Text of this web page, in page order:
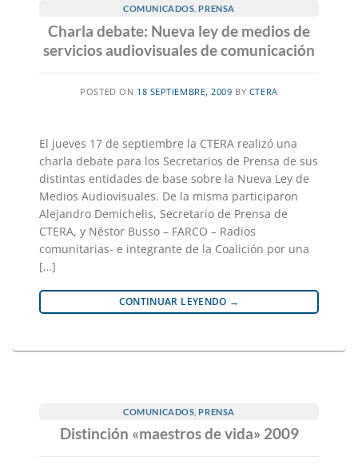
COMUNICADOS ,PRENSA
Charla debate: Nueva ley de medios de
servicios audiovisuales de comunicación
POSTED ON 18 SEPTIEMBRE, 2009 BY CTERA
El jueves 17 de septiembre la CTERA realizó una
charla debate para los Secretarios de Prensa de sus
distintas entidades de base sobre la Nueva Ley de
Medios Audiovisuales. De la misma participaron
Alejandro Demichelis, Secretario de Prensa de
CTERA, y Néstor Busso – FARCO – Radios
comunitarias- e integrante de la Coalición por una
[…]
CONTINUAR LEYENDO →
COMUNICADOS ,PRENSA
Distinción «maestros de vida» 2009